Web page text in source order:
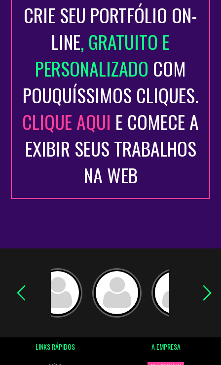
CRIE SEU PORTFÓLIO ON-
LINE, GRATUITO E
PERSONALIZADO COM
POUQUÍSSIMOS CLIQUES.
CLIQUE AQUI E COMECE A
EXIBIR SEUS TRABALHOS
NA WEB
LINKS RÁPIDOS A EMPRESA